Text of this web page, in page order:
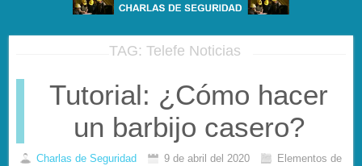
TAG: Telefe Noticias
Tutorial: ¿Cómo hacer
un barbijo casero?
Charlas de Seguridad 9 de abril del 2020
Elementos de